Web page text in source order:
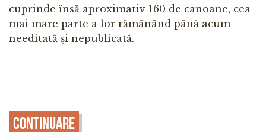
cuprinde însă aproximativ 160 de canoane, cea
mai mare parte a lor rămânând până acum
needitată și nepublicată.
Continuare